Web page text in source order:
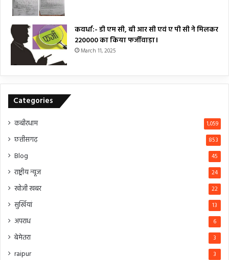
कवर्धा:- डी एम सी, बी आर सी एवं ए पी सी ने मिलकर
₹220000 का किया फर्जीवाड़ा।
March 11, 2025
Categories
कबीरधाम 1,059
छत्तीसगढ़ 853
Blog 45
राष्ट्रीय न्यूज 24
खोजी खबर 22
सुर्खियां 13
अपराध 6
बेमेतरा 3
raipur 3